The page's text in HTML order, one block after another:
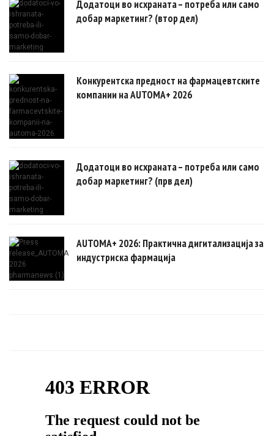
Додатоци во исхраната – потреба или само
добар маркетинг? (втор дел)
Конкурентска предност на фармацевтските
компании на AUTOMA+ 2026
Додатоци во исхраната – потреба или само
добар маркетинг? (прв дел)
AUTOMA+ 2026: Практична дигитализација за
индустриска фармација